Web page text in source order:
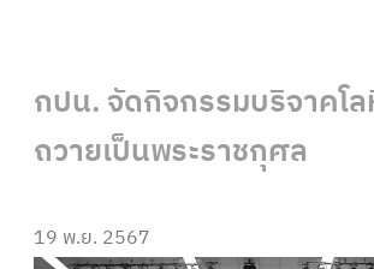
กปน. จัดกิจกรรมบริจาคโ
ถวายเป็นพระราชกุศล
19 พ.ย. 2567